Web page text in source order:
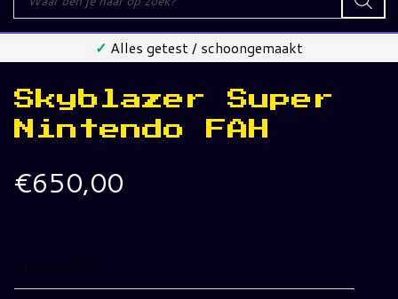
zoeken
✓ Alles getest / schoongemaakt
Skyblazer Super
Nintendo FAH
€650,00
Uitverkocht